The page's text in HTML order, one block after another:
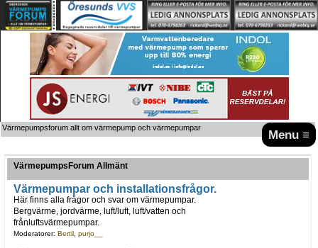
Menu ≡
Värmepumpsforum allt om värmepump och värmepumpar
VärmepumpsForum Allmänt
Värmepumpar och installationsfrågor.
Här finns alla frågor och svar om värmepumpar.
Bergvärme, jordvärme, luft/luft, luft/vatten och
frånluftsvärmepumpar.
Moderatorer: Bertil, purjo__